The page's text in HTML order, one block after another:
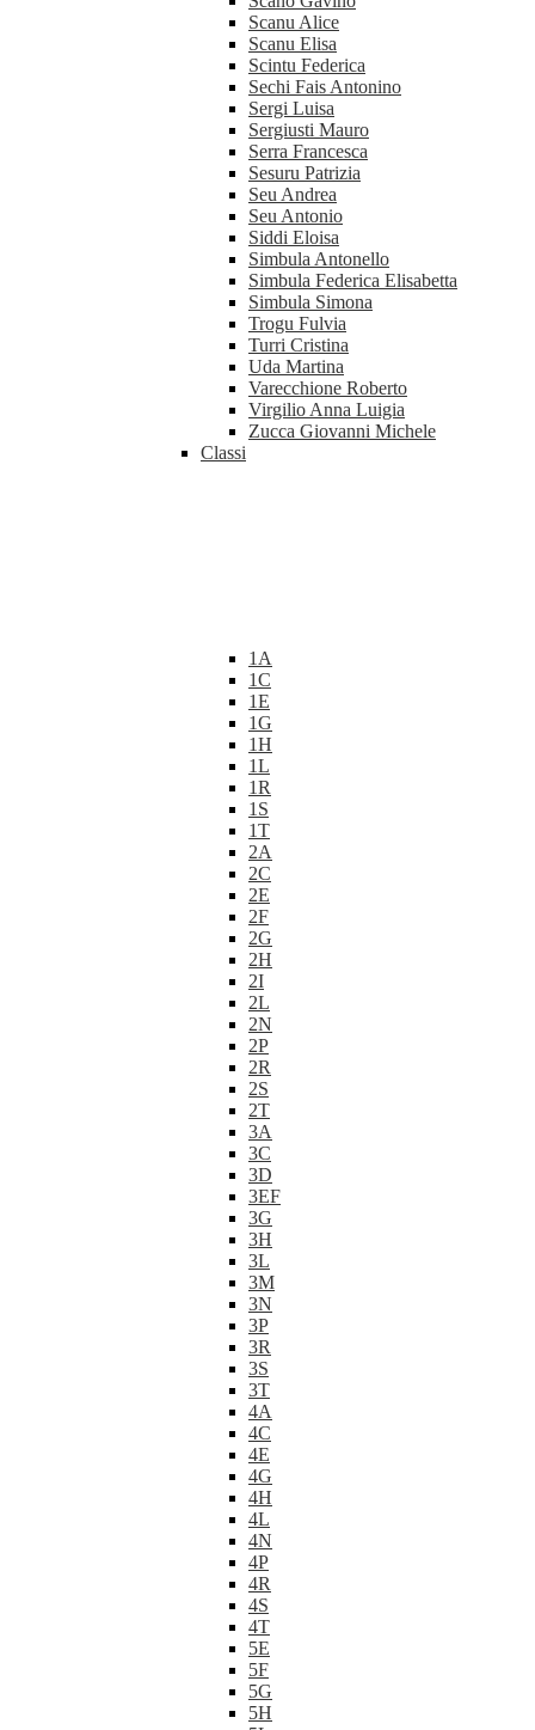
Scanu Alice
Scanu Elisa
Scintu Federica
Sechi Fais Antonino
Sergi Luisa
Sergiusti Mauro
Serra Francesca
Sesuru Patrizia
Seu Andrea
Seu Antonio
Siddi Eloisa
Simbula Antonello
Simbula Federica Elisabetta
Simbula Simona
Trogu Fulvia
Turri Cristina
Uda Martina
Varecchione Roberto
Virgilio Anna Luigia
Zucca Giovanni Michele
Classi
1A
1C
1E
1G
1H
1L
1R
1S
1T
2A
2C
2E
2F
2G
2H
2I
2L
2N
2P
2R
2S
2T
3A
3C
3D
3EF
3G
3H
3L
3M
3N
3P
3R
3S
3T
4A
4C
4E
4G
4H
4L
4N
4P
4R
4S
4T
5E
5F
5G
5H